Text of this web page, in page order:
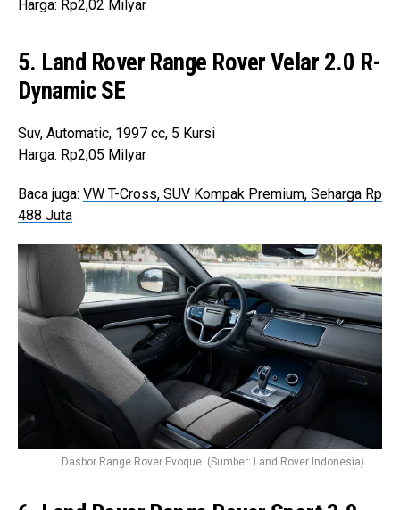
Harga: Rp2,02 Milyar
5. Land Rover Range Rover Velar 2.0 R-
Dynamic SE
Suv, Automatic, 1997 cc, 5 Kursi
Harga: Rp2,05 Milyar
Baca juga: VW T-Cross, SUV Kompak Premium, Seharga Rp
488 Juta
Dasbor Range Rover Evoque. (Sumber: Land Rover Indonesia)